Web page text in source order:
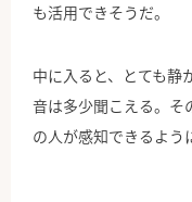
も活用できそうだ。
中に入ると、とても静
音は多少聞こえる。そ
の人が感知できるよう